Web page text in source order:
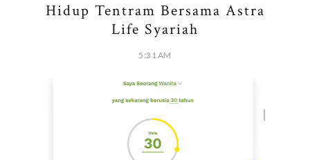
Hidup Tentram Bersama Astra
Life Syariah
5:31 AM